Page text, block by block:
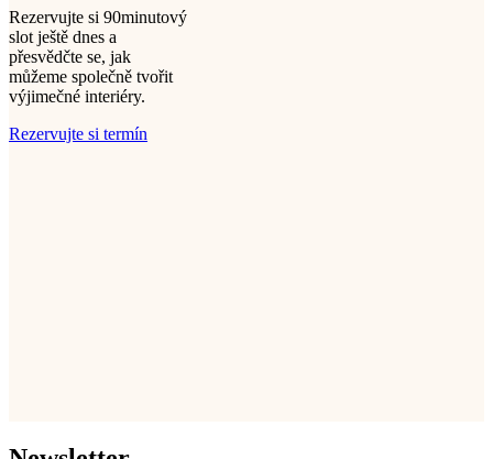
Rezervujte si 90minutový
slot ještě dnes a
přesvědčte se, jak
můžeme společně tvořit
výjimečné interiéry.
Rezervujte si termín